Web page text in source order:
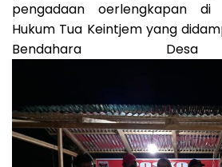
pengadaan oerlengkapan di
Hukum Tua Keintjem yang
Bendahara Desa